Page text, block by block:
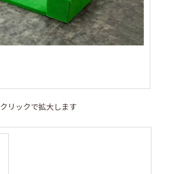
クリックで拡大します